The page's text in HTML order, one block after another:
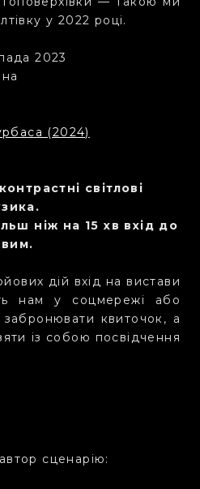
у 2022 році.
2023
(2024)
світлові
ніж на 15 хв вхід до
дій вхід на вистави
нам у соцмережі або
квиточок, а
із собою посвідчення
сценарію: